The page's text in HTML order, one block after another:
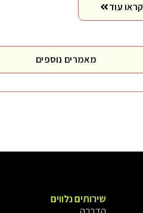
קראו עוד
מאמרים נוספים
שירותים נלווים